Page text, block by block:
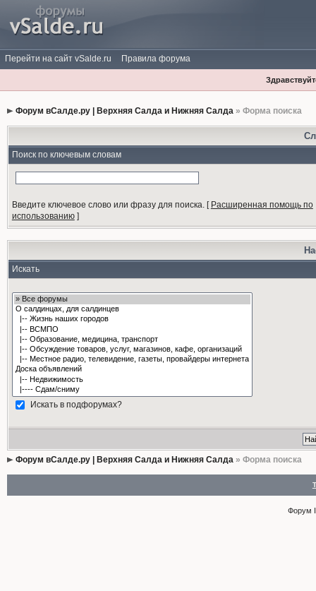
Перейти на сайт vSalde.ru Правила форума
Форум вСалде.ру | Верхняя Салда и Нижняя Салда» Форма поиска
Поиск по ключевым словам
Введите ключевое слово или фразу для поиска.[ Расширенная помощь по
использованию]
Искать
Искать в подфорумах?
Форум вСалде.ру | Верхняя Салда и Нижняя Салда» Форма поиска
Форум